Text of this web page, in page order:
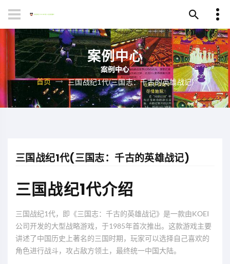
案例中心
首页 三国战纪1代(三国志：千古的英雄战记)
三国战纪1代(三国志：千古的英雄战记)
三国战纪1代介绍
三国战纪1代，即《三国志：千古的英雄战记》是一款由KOEI
公司开发的大型战略游戏，于1985年首次推出。这款游戏主要
讲述了中国历史上著名的三国时期，玩家可以选择自己喜欢的
角色进行战斗，攻占敌方领土，最终统一中国大陆。